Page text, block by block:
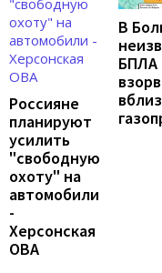
Россияне
планируют
усилить
"свободную
охоту" на
автомобили
-
Херсонская
ОВА
В
БПЛА